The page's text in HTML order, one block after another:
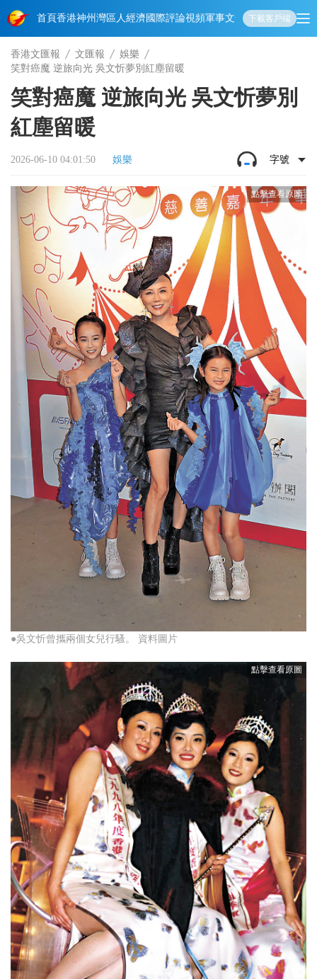
首頁香港神州 灣區人經濟國際評論視頻軍事文化 娛樂生活教育體
下載客戶端
香港文匯報 文匯報
娛樂
笑對癌魔 逆旅向光 吳文忻夢別紅塵留暖
笑對癌魔 逆旅向光 吳文忻夢別
紅塵留暖
2026-06-10 04:01:50 娛樂 字號
●吳文忻曾攜兩個女兒行騷。 資料圖片